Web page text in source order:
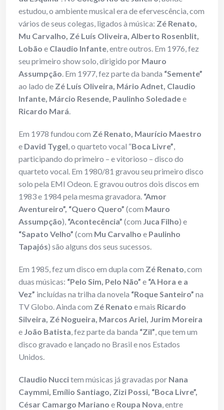
estudou, o ambiente musical era de efervescência, com
vários de seus colegas, ligados à música: Zé Renato,
Mu Carvalho, Zé Luís Oliveira, Alberto Rosenblit,
Lobão e Claudio Infante, entre outros. Em 1976, fez
seu primeiro show solo, dirigido por Mauro
Assumpção. Em 1977, fez parte da banda “Semente”
ao lado de Zé Luís Oliveira, Mário Adnet, Claudio
Infante, Márcio Resende, Paulinho Soledadee
Ricardo Mará.
Em 1978 fundou com Zé Renato, Maurício Maestro
e David Tygel, o quarteto vocal “Boca Livre”,
participando do primeiro – e vitorioso – disco do
quarteto vocal. Em 1980/81 gravou seu primeiro disco
solo pela EMI Odeon. E gravou outros dois discos em
1983 e 1984 pela mesma gravadora. “Amor
Aventureiro”, “Quero Quero” (com Mauro
Assumpção), “Acontecência” (com Juca Filho) e
“Sapato Velho” (com Mu Carvalho e Paulinho
Tapajós) são alguns dos seus sucessos.
Em 1985, fez um disco em dupla com Zé Renato, com
duas músicas: “Pelo Sim, Pelo Não” e “A Hora e a
Vez” incluídas na trilha da novela “Roque Santeiro” na
TV Globo. Ainda com Zé Renato e mais Ricardo
Silveira, Zé Nogueira, Marcos Ariel, Jurim Moreira
e João Batista, fez parte da banda “Zil”, que tem um
disco gravado e lançado no Brasil e nos Estados
Unidos.
Claudio Nuccitem músicas já gravadas por Nana
Caymmi, Emílio Santiago, Zizi Possi, “Boca Livre”,
César Camargo Mariano e Roupa Nova, entre